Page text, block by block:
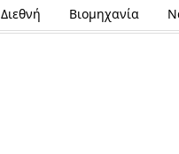
Διεθνή Βιομηχανία